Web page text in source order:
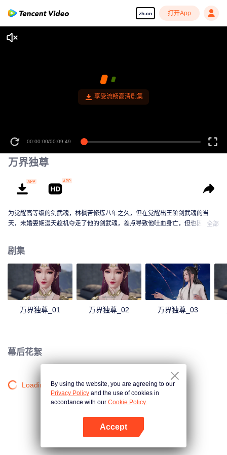
zh-cn 打开App
00:00:00/00:09:49
万界独尊
为觉醒高等级的剑武魂，林枫苦修炼八年之久，但在觉醒出王阶剑武魂的当
天，未婚妻姬漫夭趁机夺走了他的剑武魂，差点导致他吐血身亡，但也因此激
南的陪伴、以及从葬神之地中得到的新力量的帮助，林枫才能重拾信心，不至
于一蹶不振，后来成功吸收了葬神之地中的神魔天尊强者们的力量，林枫的剑
武魂因此以修复，且逐渐提升到了更高层次。 通过外出历练，林枫跨越了一个
又一个的艰难险阻，一步一步地茁壮成长为受世人敬仰的强者，最终登上了武
道之巅。
全部
剧集
万界独尊_01 万界独尊_02 万界独尊_03
幕后花絮
Loading…By using the website, you are agreeing to our
Privacy Policy and the use of cookies in
accordance with our Cookie Policy.
Accept